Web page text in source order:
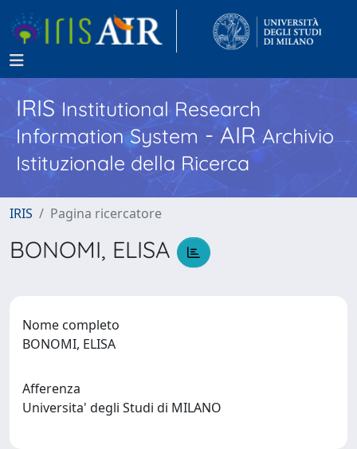
IRISInstitutional Research
Information System - AIR Archivio
Istituzionale della Ricerca
IRIS Pagina ricercatore
BONOMI, ELISA
Nome completo
BONOMI, ELISA
Afferenza
Universita' degli Studi di MILANO